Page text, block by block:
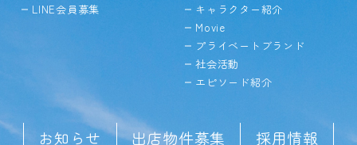
LINE会員募集
キャラクター紹介
Movie
プライベートブランド
社会活動
エピソード紹介
お知らせ 出店物件募集
採用情報